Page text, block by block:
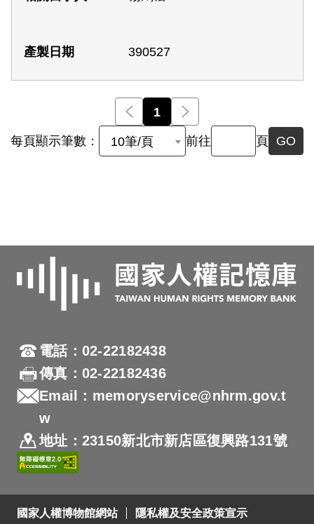
390527
前一頁
1
每頁顯示筆數： 10筆/頁 前往 頁 GO
電話：02-22182438
傳真：02-22182436
Email：memoryservice@nhrm.gov.t
w
地址：23150新北市新店區復興路131號
國家人權博物館網站 隱私權及安全政策宣示